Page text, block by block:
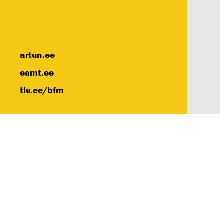
artun.ee
eamt.ee
tlu.ee/bfm